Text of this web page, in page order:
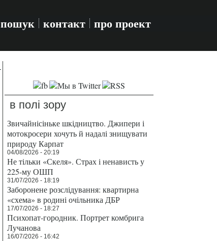
пошук контакт про проект
в полі зору
Звичайнісіньке шкідництво. Джипери і
мотокросери хочуть й надалі знищувати
природу Карпат
04/08/2026 - 20:19
Не тільки «Скеля». Страх і ненависть у
225-му ОШП
31/07/2026 - 18:19
Заборонене розслідування: квартирна
«схема» в родині очільника ДБР
17/07/2026 - 18:27
Психопат-городник. Портрет комбрига
Лучанова
16/07/2026 - 16:42